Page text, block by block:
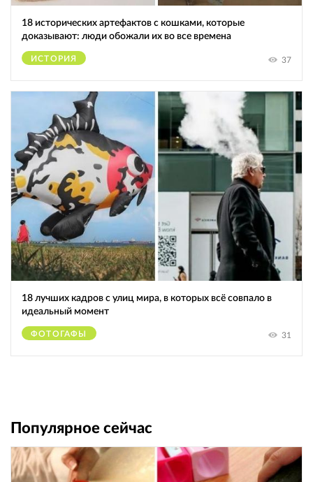
18 исторических артефактов с кошками, которые
доказывают: люди обожали их во все времена
ИСТОРИЯ 37
18 лучших кадров с улиц мира, в которых всё совпало в
идеальный момент
ФОТОГАФЫ 31
Популярное сейчас